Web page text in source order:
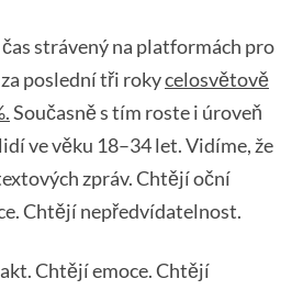
strávený na platformách pro
poslední tři rokycelosvětově
Současně s tím roste i úroveň
ve věku 18–34 let. Vidíme, že
zpráv. Chtějí oční
Chtějí nepředvídatelnost.
Chtějí emoce. Chtějí